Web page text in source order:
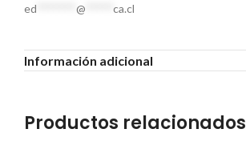
ed
@ ca.cl
Información adicional
Productos relacionados